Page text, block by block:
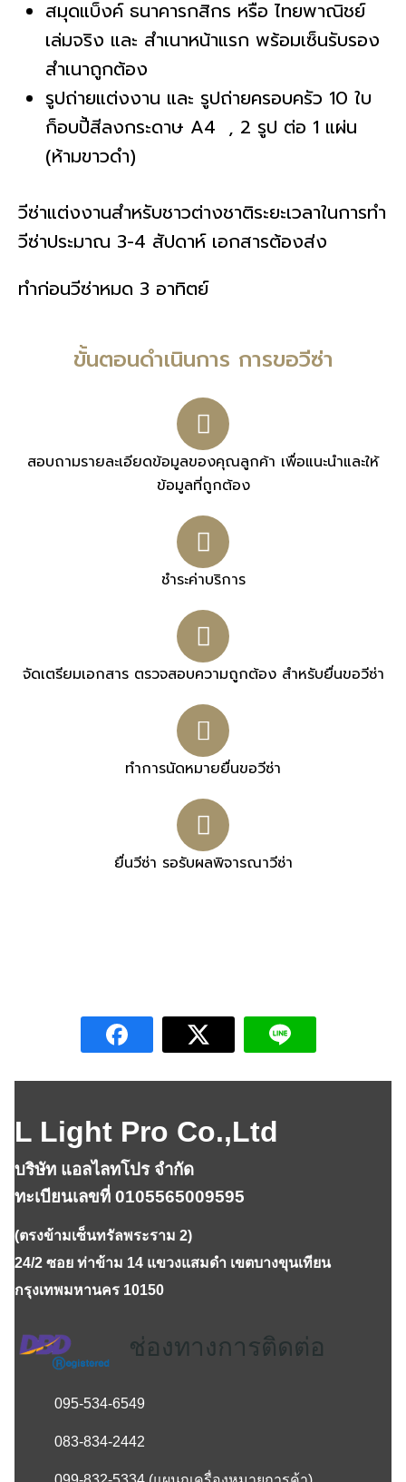
สมุดแบ็งค์ ธนาคารกสิกร หรือ ไทยพาณิชย์
เล่มจริง และ สำเนาหน้าแรก พร้อมเซ็นรับรอง
สำเนาถูกต้อง
รูปถ่ายแต่งงาน และ รูปถ่ายครอบครัว 10 ใบ
ก็อบปี้สีลงกระดาษ A4 , 2 รูป ต่อ 1 แผ่น
(ห้ามขาวดำ)
วีซ่าแต่งงานสำหรับชาวต่างชาติระยะเวลาในการทำ
วีซ่าประมาณ 3-4 สัปดาห์ เอกสารต้องส่ง
ทำก่อนวีซ่าหมด 3 อาทิตย์
ขั้นตอนดำเนินการ การขอวีซ่า
สอบถามรายละเอียดข้อมูลของคุณลูกค้า เพื่อแนะนำและให้
ข้อมูลที่ถูกต้อง
ชำระค่าบริการ
จัดเตรียมเอกสาร ตรวจสอบความถูกต้อง สำหรับยื่นขอวีซ่า
ทำการนัดหมายยื่นขอวีซ่า
ยื่นวีซ่า รอรับผลพิจารณาวีซ่า
L Light Pro Co.,Ltd
บริษัท แอลไลทโปร จำกัด
ทะเบียนเลขที่ 0105565009595
(ตรงข้ามเซ็นทรัลพระราม 2)
24/2 ซอย ท่าข้าม 14 แขวงแสมดำ เขตบางขุนเทียน
กรุงเทพมหานคร 10150
ช่องทางการติดต่อ
095-534-6549
083-834-2442